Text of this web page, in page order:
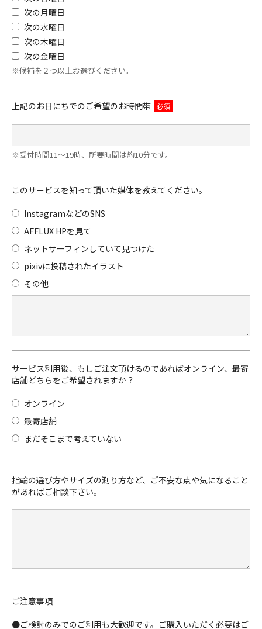
次の月曜日
次の水曜日
次の木曜日
次の金曜日
※候補を２つ以上お選びください。
上記のお日にちでのご希望のお時間帯
※受付時間11～19時、所要時間は約10分です。
このサービスを知って頂いた媒体を教えてください。
InstagramなどのSNS
AFFLUX HPを見て
ネットサーフィンしていて見つけた
pixivに投稿されたイラスト
その他
サービス利用後、もしご注文頂けるのであればオンライン、最寄
店舗どちらをご希望されますか？
オンライン
最寄店舗
まだそこまで考えていない
指輪の選び方やサイズの測り方など、ご不安な点や気になること
があればご相談下さい。
ご注意事項
●ご検討のみでのご利用も大歓迎です。ご購入いただく必要はご